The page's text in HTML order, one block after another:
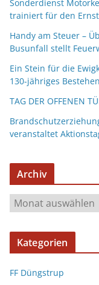
Sonderdienst
trainiert für den
Handy am Steuer –
Busunfall stellt
Ein Stein für die
130-jähriges
TAG DER OFFENEN
veranstaltet
Archiv
Kategorien
FF Düngstrup